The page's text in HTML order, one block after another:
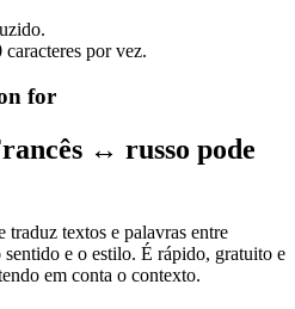
caracteres por vez.
for
↔ russo pode
textos e palavras entre
sentido e o estilo. É rápido, gratuito e
em conta o contexto.